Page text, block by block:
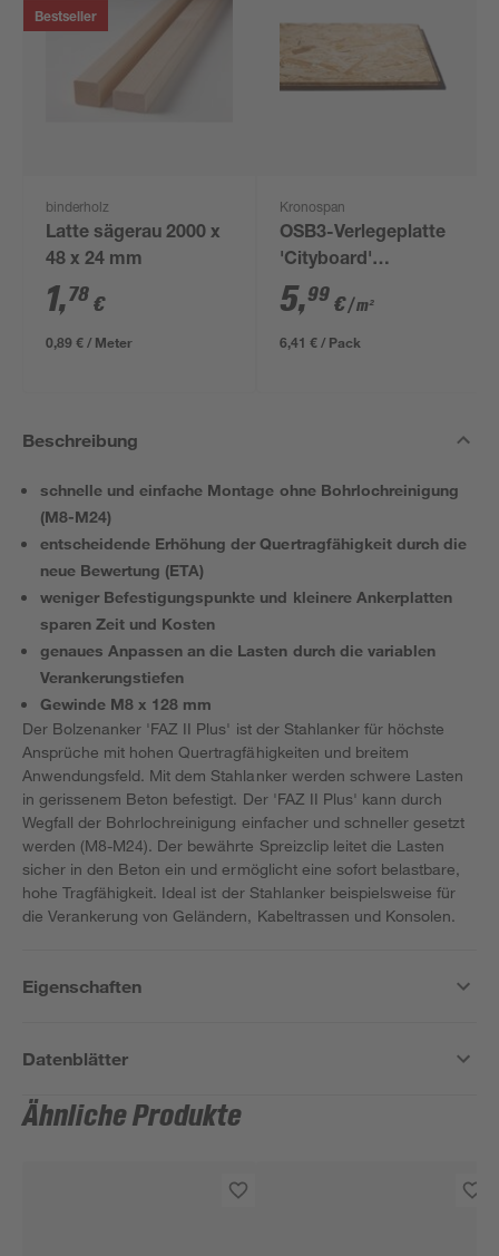
Bestseller
binderholz
Latte sägerau 2000 x
48 x 24 mm
1,78 €
0,89 € / Meter
Kronospan
OSB3-Verlegeplatte
'Cityboard'
ungeschliffen 1690 x
634 x 12 mm
5,99 €/ m²
6,41 € / Pack
Beschreibung
schnelle und einfache Montage ohne Bohrlochreinigung
(M8-M24)
entscheidende Erhöhung der Quertragfähigkeit durch die
neue Bewertung (ETA)
weniger Befestigungspunkte und kleinere Ankerplatten
sparen Zeit und Kosten
genaues Anpassen an die Lasten durch die variablen
Verankerungstiefen
Gewinde M8 x 128 mm
Der Bolzenanker 'FAZ II Plus' ist der Stahlanker für höchste
Ansprüche mit hohen Quertragfähigkeiten und breitem
Anwendungsfeld. Mit dem Stahlanker werden schwere Lasten
in gerissenem Beton befestigt. Der 'FAZ II Plus' kann durch
Wegfall der Bohrlochreinigung einfacher und schneller gesetzt
werden (M8-M24). Der bewährte Spreizclip leitet die Lasten
sicher in den Beton ein und ermöglicht eine sofort belastbare,
hohe Tragfähigkeit. Ideal ist der Stahlanker beispielsweise für
die Verankerung von Geländern, Kabeltrassen und Konsolen.
Eigenschaften
Datenblätter
Ähnliche Produkte